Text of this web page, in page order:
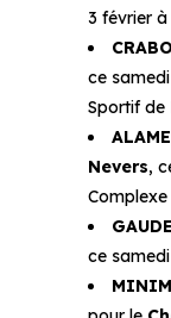
3 février à
ce
Sportif de
Nevers,
ce